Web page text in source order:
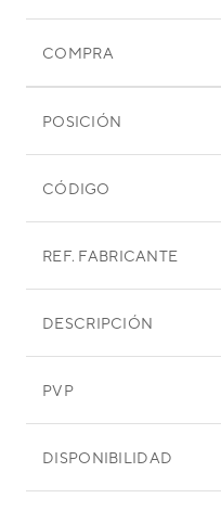
COMPRA
POSICIÓN
CÓDIGO
REF. FABRICANTE
DESCRIPCIÓN
PVP
DISPONIBILIDAD